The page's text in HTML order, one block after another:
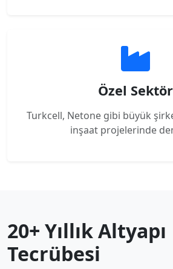
Özel Sektör
Turkcell, Netone gibi büyük
inşaat projelerinde
20+ Yıllık Altyapı
Tecrübesi